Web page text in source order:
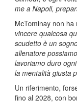
me a Napoli,
McTominay non ha
vincere qualcosa
scudetto è un
allenatore
lavoriamo duro
la mentalità giusta
Un riferimento,
fino al 2028, con